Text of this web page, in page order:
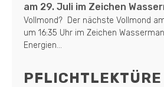
am 29. Juli im Zeichen
Vollmond? Der nächste Vollmond
um 16:35 Uhr im Zeichen
Energien...
PFLICHTLEKTÜRE